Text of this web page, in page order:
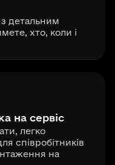
детальним
хто, коли і
на сервіс
легко
співробітників
на